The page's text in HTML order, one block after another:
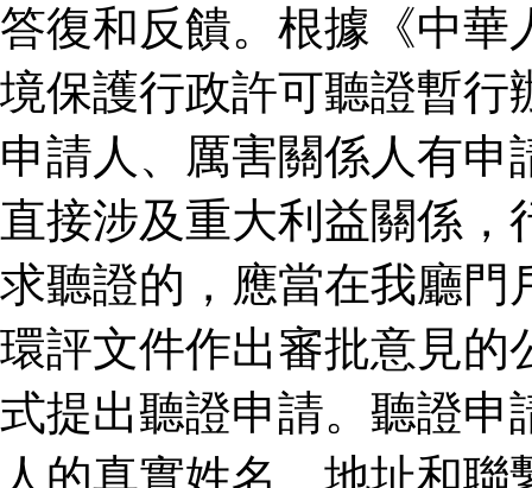
答復和反饋。根據《中華
境保護行政許可聽證暫行
申請人、厲害關係人有
直接涉及重大利益關係
求聽證的，應當在我廳門
環評文件作出審批意見的
式提出聽證申請。聽證申
人的真實姓名、地址和